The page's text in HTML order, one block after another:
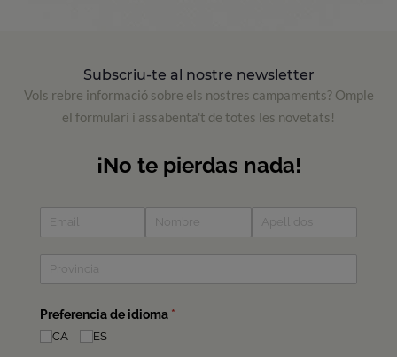
Subscriu-te al nostre newsletter
Vols rebre informació sobre els nostres campaments? Omple
el formulari i assabenta't de totes les novetats!